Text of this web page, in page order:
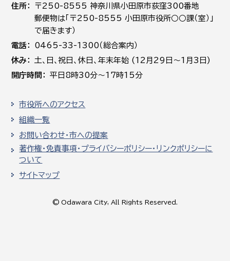
住所
〒250-8555 神奈川県小田原市荻窪300番地
郵便物は「〒250-8555 小田原市役所○○課（室）」
で届きます）
電話
0465-33-1300（総合案内）
休み
土､日､祝日、休日、年末年始 (12月29日～1月3日)
開庁時間
平日8時30分～17時15分
市役所へのアクセス
組織一覧
お問い合わせ・市への提案
著作権・免責事項・プライバシーポリシー・リンクポリシーに
ついて
サイトマップ
© Odawara City, All Rights Reserved.